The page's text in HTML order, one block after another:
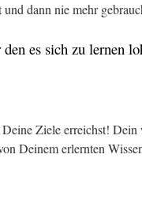
dann nie mehr
es sich zu lernen
Ziele erreichst! Dein
Deinem erlernten